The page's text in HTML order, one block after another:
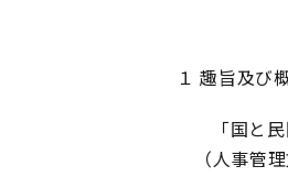
１ 趣旨及び
「国と
（人事管